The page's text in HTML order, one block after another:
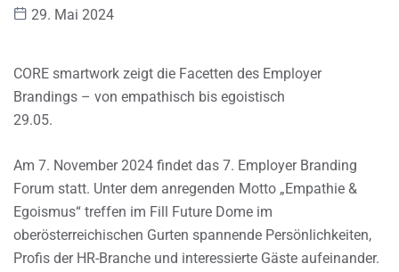
29. Mai 2024
CORE smartwork zeigt die Facetten des Employer
Brandings – von empathisch bis egoistisch
29.05.
Am 7. November 2024 findet das 7. Employer Branding
Forum statt. Unter dem anregenden Motto „Empathie &
Egoismus“ treffen im Fill Future Dome im
oberösterreichischen Gurten spannende Persönlichkeiten,
Profis der HR-Branche und interessierte Gäste aufeinander.